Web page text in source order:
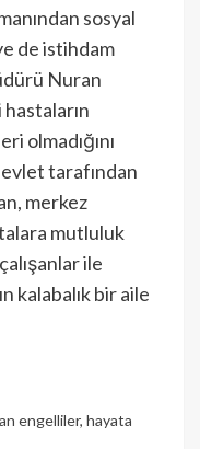
sosyal
de istihdam
Nuran
olmadığını
tarafından
merkez
mutluluk
ile
kalabalık bir aile
engelliler, hayata